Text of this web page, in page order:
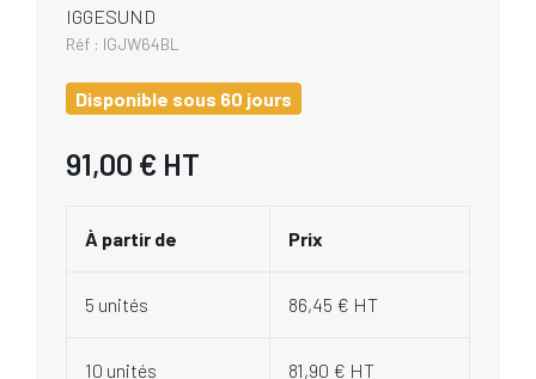
IGGESUND
Réf : IGJW64BL
Disponible sous 60 jours
91,00 € HT
À partir de Prix
5 unités 86,45 € HT
10 unités 81,90 € HT